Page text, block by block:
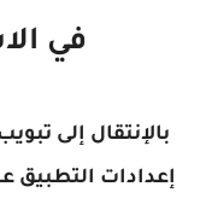
في
بالإنتقال إلى
إعدادات التطبيق